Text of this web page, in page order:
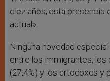
diez años, esta presencia
actual».
Ninguna novedad
entre los immigrantes,
(27,4%) y los ortodoxos y